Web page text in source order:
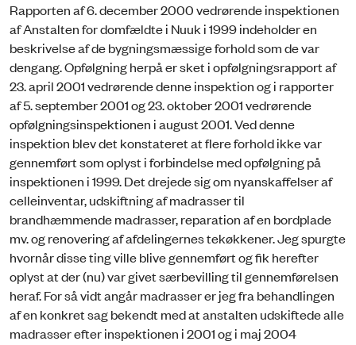
Rapporten af 6. december 2000 vedrørende inspektionen
af Anstalten for domfældte i Nuuk i 1999 indeholder en
beskrivelse af de bygningsmæssige forhold som de var
dengang. Opfølgning herpå er sket i opfølgningsrapport af
23. april 2001 vedrørende denne inspektion og i rapporter
af 5. september 2001 og 23. oktober 2001 vedrørende
opfølgningsinspektionen i august 2001. Ved denne
inspektion blev det konstateret at flere forhold ikke var
gennemført som oplyst i forbindelse med opfølgning på
inspektionen i 1999. Det drejede sig om nyanskaffelser af
celleinventar, udskiftning af madrasser til
brandhæmmende madrasser, reparation af en bordplade
mv. og renovering af afdelingernes tekøkkener. Jeg spurgte
hvornår disse ting ville blive gennemført og fik herefter
oplyst at der (nu) var givet særbevilling til gennemførelsen
heraf. For så vidt angår madrasser er jeg fra behandlingen
af en konkret sag bekendt med at anstalten udskiftede alle
madrasser efter inspektionen i 2001 og i maj 2004